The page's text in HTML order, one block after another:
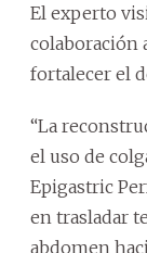
El experto
colaboración
fortalecer el
“La
el uso de
Epigastric
en trasladar
abdomen